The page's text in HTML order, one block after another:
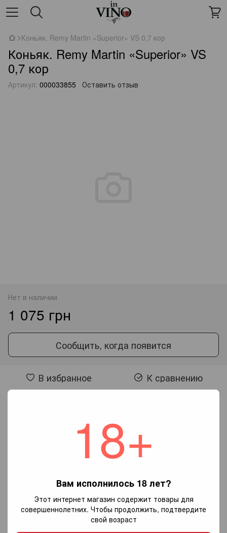
18+
Вам исполнилось 18 лет?
Этот интернет магазин содержит товары для
совершеннолетних. Чтобы продолжить, подтвердите
свой возраст
Коньяк. Remy Martin «Superior» VS 0,7 кор
Коньяк. Remy Martin «Superior» VS
0,7 кор
Артикул: 000033855 Оставить отзыв
Нет в наличии
1 075 грн
Сообщить, когда появится
В избранное К сравнению
Добавьте первый отзыв
Написать отзыв